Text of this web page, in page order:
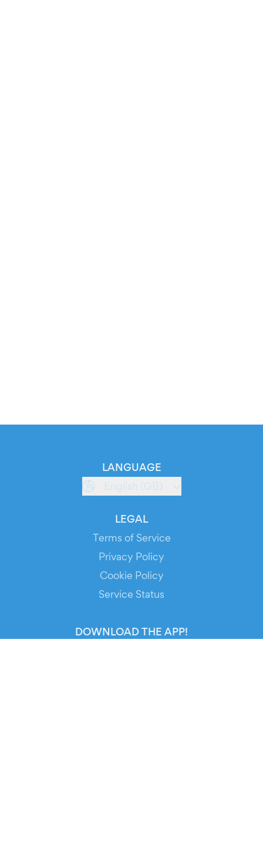
LANGUAGE
English (GB)
LEGAL
Terms of Service
Privacy Policy
Cookie Policy
Service Status
DOWNLOAD THE APP!